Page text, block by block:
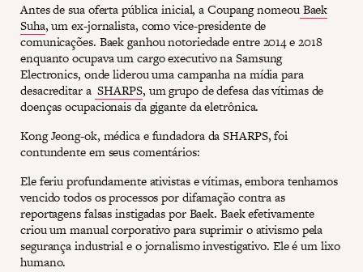
Antes de sua oferta pública inicial, a Coupang nomeouBaek
Suha, um ex-jornalista, como vice-presidente de
comunicações. Baek ganhou notoriedade entre 2014 e 2018
enquanto ocupava um cargo executivo na Samsung
Electronics, onde liderou uma campanha na mídia para
desacreditar a SHARPS, um grupo de defesa das vítimas de
doenças ocupacionais da gigante da eletrônica.
Kong Jeong-ok, médica e fundadora da SHARPS, foi
contundente em seus comentários:
Ele feriu profundamente ativistas e vítimas, embora tenhamos
vencido todos os processos por difamação contra as
reportagens falsas instigadas por Baek. Baek efetivamente
criou um manual corporativo para suprimir o ativismo pela
segurança industrial e o jornalismo investigativo. Ele é um lixo
humano.